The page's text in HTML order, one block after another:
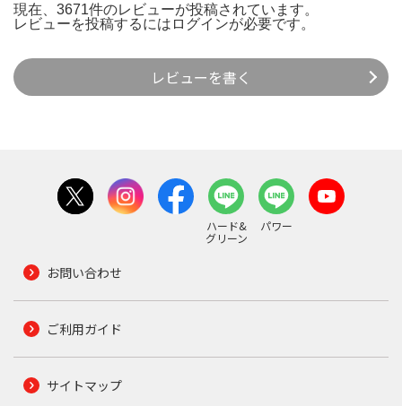
現在、3671件のレビューが投稿されています。
レビューを投稿するには ログインが必要です。
レビューを書く
ハード&
グリーン
パワー
お問い合わせ
ご利用ガイド
サイトマップ